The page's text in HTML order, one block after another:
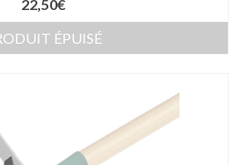
22,50€
ÉPUISÉ